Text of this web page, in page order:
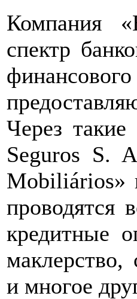
Компания
спектр
Через
Seguros S.
Mobiliários»
проводятся
кредитные
маклерство,
и многое